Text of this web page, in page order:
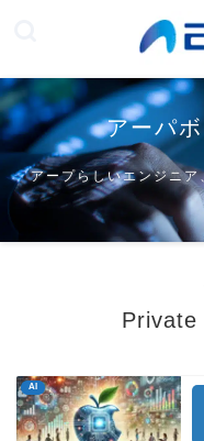
アーパ
アープらしいエンジニ
Private
AI